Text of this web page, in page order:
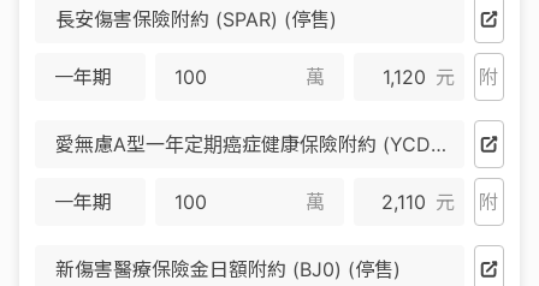
長安傷害保險附約 (SPAR) (停售)
一年期 萬 1,120 元 附
愛無慮A型一年定期癌症健康保險附約 (YCD) (停售)
一年期 萬 2,110 元 附
新傷害醫療保險金日額附約 (BJ0) (停售)